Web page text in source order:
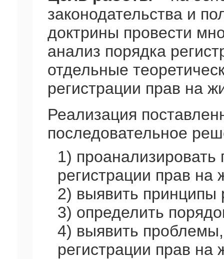
законодательства и
доктрины провести
анализ порядка
отдельные
регистрации прав на
Реализация
последовательное
1)
регистрации прав на
2) выявить принципы
3) определить
4) выявить
регистрации прав на